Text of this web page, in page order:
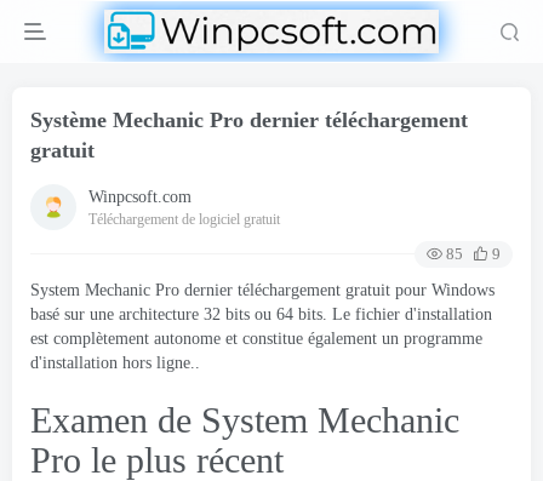
Système Mechanic Pro dernier téléchargement
gratuit
Winpcsoft.com
Téléchargement de logiciel gratuit
85
9
System Mechanic Pro dernier téléchargement gratuit pour Windows
basé sur une architecture 32 bits ou 64 bits. Le fichier d'installation
est complètement autonome et constitue également un programme
d'installation hors ligne..
Examen de System Mechanic
Pro le plus récent